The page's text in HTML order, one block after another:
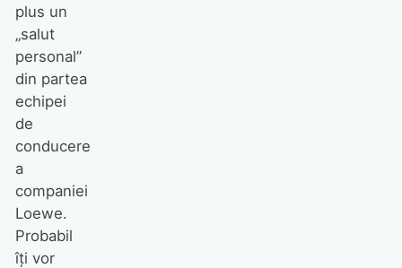
plus un
„salut
personal”
din partea
echipei
de
conducere
a
companiei
Loewe.
Probabil
îți vor